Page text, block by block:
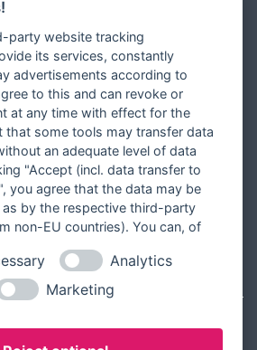
party website tracking
its services, constantly
advertisements according to
to this and can revoke or
at any time with effect for the
that some tools may transfer data
an adequate level of data
"Accept (incl. data transfer to
you agree that the data may be
as by the respective third-party
non-EU countries). You can, of
Analytics
Marketing